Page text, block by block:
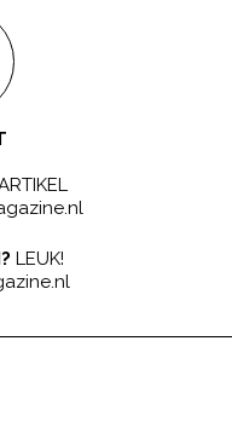
LEUK!